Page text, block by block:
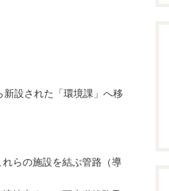
設された「環境課」へ移
らの施設を結ぶ管路（導